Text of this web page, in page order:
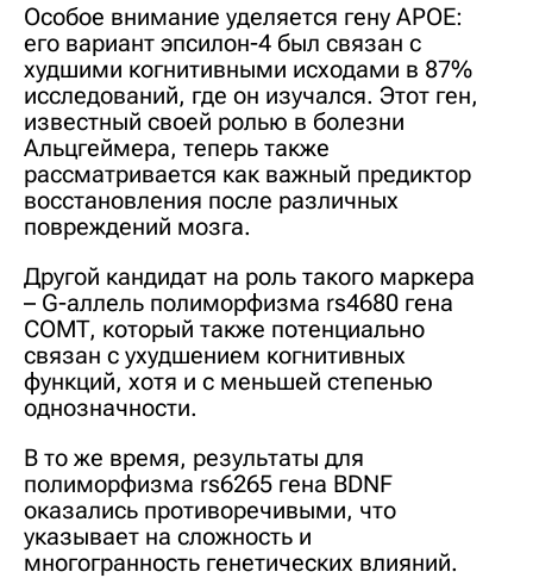
Особое внимание уделяется гену APOE:
его вариант эпсилон-4 был связан с
худшими когнитивными исходами в 87%
исследований, где он изучался. Этот ген,
известный своей ролью в болезни
Альцгеймера, теперь также
рассматривается как важный предиктор
восстановления после различных
повреждений мозга.
Другой кандидат на роль такого маркера
– G-аллель полиморфизма rs4680 гена
COMT, который также потенциально
связан с ухудшением когнитивных
функций, хотя и с меньшей степенью
однозначности.
В то же время, результаты для
полиморфизма rs6265 гена BDNF
оказались противоречивыми, что
указывает на сложность и
многогранность генетических влияний.